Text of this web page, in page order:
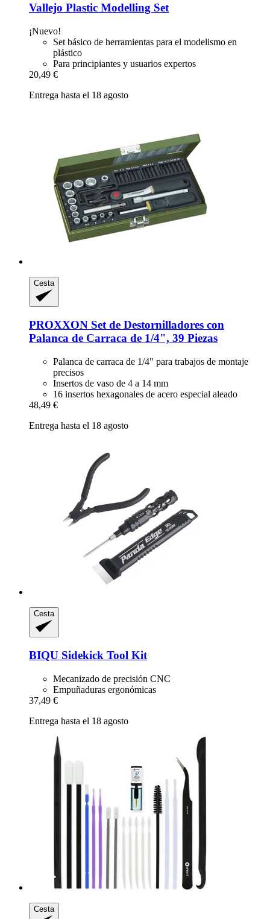
Vallejo Plastic Modelling Set
¡Nuevo!
Set básico de herramientas para el modelismo en
plástico
Para principiantes y usuarios expertos
20,49 €
Entrega hasta el 18 agosto
Cesta
PROXXON Set de Destornilladores con
Palanca de Carraca de 1/4", 39 Piezas
Palanca de carraca de 1/4" para trabajos de montaje
precisos
Insertos de vaso de 4 a 14 mm
16 insertos hexagonales de acero especial aleado
48,49 €
Entrega hasta el 18 agosto
Cesta
BIQU Sidekick Tool Kit
Mecanizado de precisión CNC
Empuñaduras ergonómicas
37,49 €
Entrega hasta el 18 agosto
Cesta